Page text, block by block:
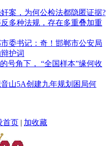
案，为何公检法都隐匿证据?
多种法规，存在多重叠加重
委书记：奇！邯郸市公安局
护词
号角下， “全国样本”缘何收
山5A创建九年规划困局何
首页 | 加收藏